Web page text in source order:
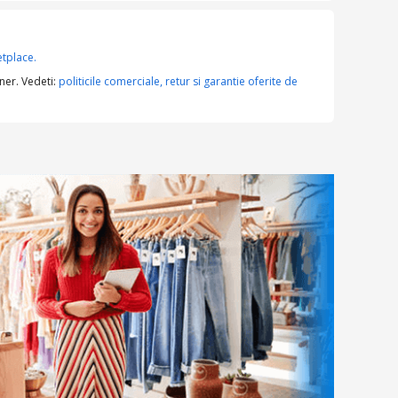
Vedeti: politicile comerciale, retur si garantie oferite de